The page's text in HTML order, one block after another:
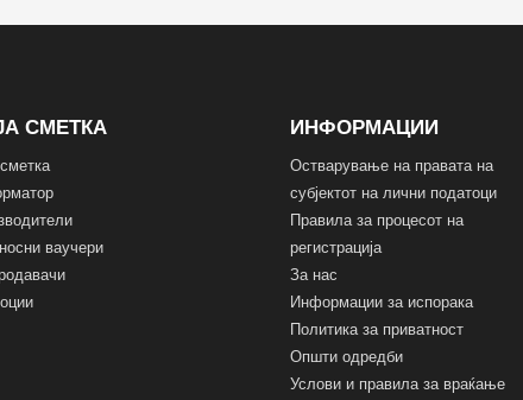
СМЕТКА
ваучери
ИНФОРМАЦИИ
Остварување на правата на
субјектот на лични податоци
Правила за процесот на
регистрација
За нас
Информации за испорака
Политика за приватност
Општи одредби
Услови и правила за враќање